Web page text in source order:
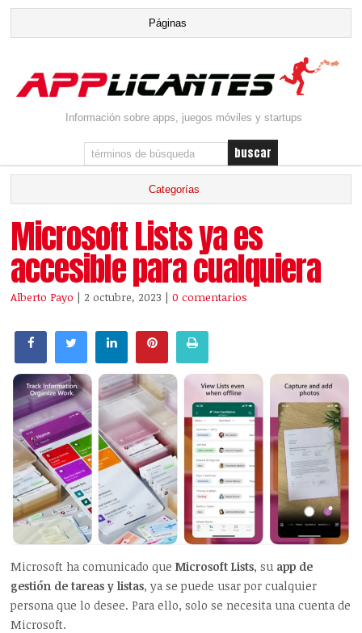
Información sobre apps, juegos móviles y startups
Microsoft Lists ya es
accesible para cualquiera
Alberto Payo | 2 octubre, 2023 |0 comentarios
Microsoft ha comunicado queMicrosoft Lists, su app de
gestión de tareas y listas, ya se puede usar por cualquier
persona que lo desee. Para ello, solo se necesita una cuenta de
Microsoft.